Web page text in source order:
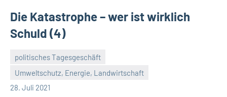
Die Katastrophe – wer ist wirklich
Schuld (4)
politisches Tagesgeschäft
Umweltschutz, Energie, Landwirtschaft
28. Juli 2021
Guetti
Keine
Kommentare